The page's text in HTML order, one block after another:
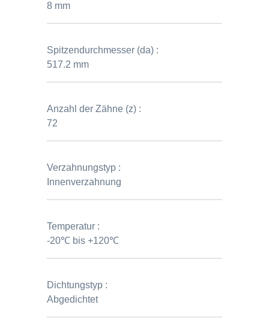
8 mm
Spitzendurchmesser (da) :
517.2 mm
Anzahl der Zähne (z) :
72
Verzahnungstyp :
Innenverzahnung
Temperatur :
-20℃ bis +120℃
Dichtungstyp :
Abgedichtet